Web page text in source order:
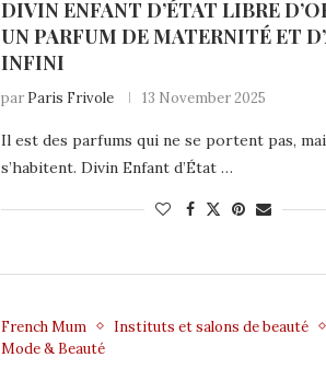
DIVIN ENFANT D’ÉTAT LIBRE
UN PARFUM DE MATERNITÉ ET
INFINI
par Paris Frivole 13 November 2025
Il est des parfums qui ne se portent pas,
s’habitent. Divin Enfant d’État …
French Mum
Instituts et salons de beauté
Mode & Beauté